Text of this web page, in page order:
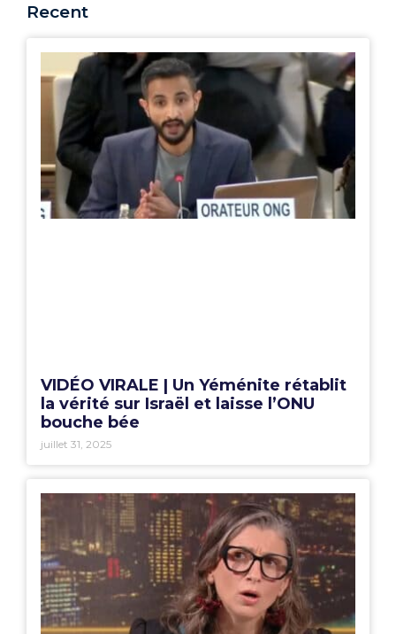
Recent
VIDÉO VIRALE | Un Yéménite rétablit
la vérité sur Israël et laisse l’ONU
bouche bée
juillet 31, 2025